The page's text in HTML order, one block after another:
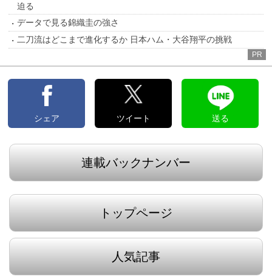
迫る
データで見る錦織圭の強さ
二刀流はどこまで進化するか 日本ハム・大谷翔平の挑戦
PR
シェア ツイート 送る
連載バックナンバー
トップページ
人気記事